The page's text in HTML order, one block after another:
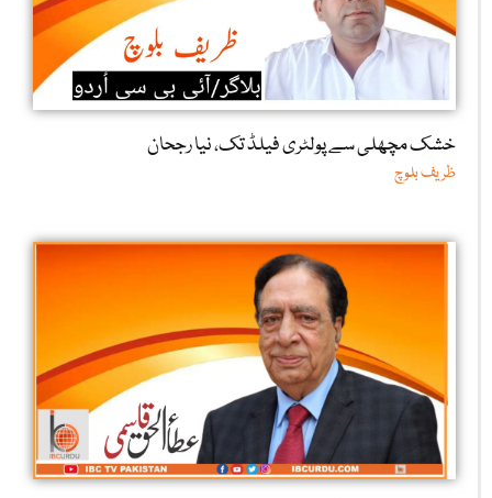
خشک مچھلی سے پولٹری فیلڈ تک، نیا رجحان
ظریف بلوچ